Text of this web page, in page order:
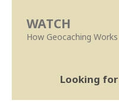
WATCH
How Geocaching Works
Looking